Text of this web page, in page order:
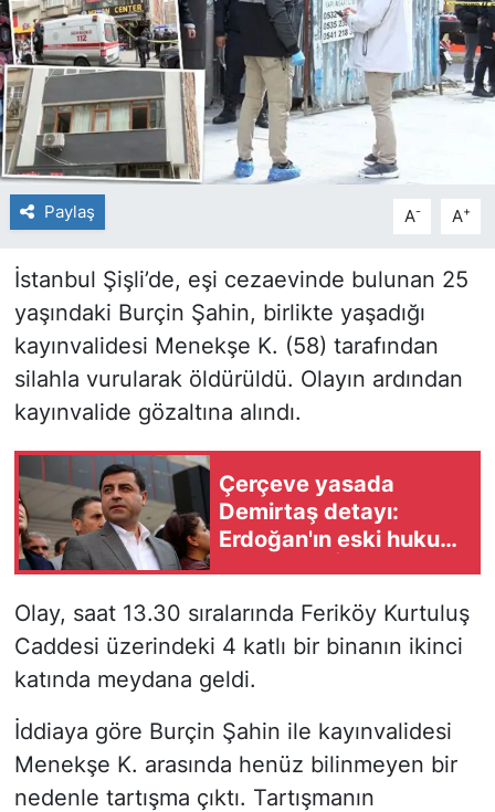
Paylaş A- A+
İstanbul Şişli’de, eşi cezaevinde bulunan 25
yaşındaki Burçin Şahin, birlikte yaşadığı
kayınvalidesi Menekşe K. (58) tarafından
silahla vurularak öldürüldü. Olayın ardından
kayınvalide gözaltına alındı.
Çerçeve yasada
Demirtaş detayı:
Erdoğan'ın eski hukuk
çeken çıkış
Olay, saat 13.30 sıralarında Feriköy Kurtuluş
Caddesi üzerindeki 4 katlı bir binanın ikinci
katında meydana geldi.
İddiaya göre Burçin Şahin ile kayınvalidesi
Menekşe K. arasında henüz bilinmeyen bir
nedenle tartışma çıktı. Tartışmanın